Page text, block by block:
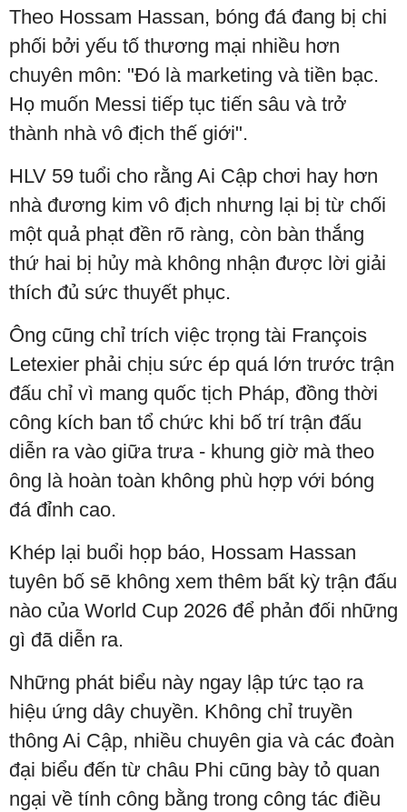
Theo Hossam Hassan, bóng đá đang bị chi
phối bởi yếu tố thương mại nhiều hơn
chuyên môn: "Đó là marketing và tiền bạc.
Họ muốn Messi tiếp tục tiến sâu và trở
thành nhà vô địch thế giới".
HLV 59 tuổi cho rằng Ai Cập chơi hay hơn
nhà đương kim vô địch nhưng lại bị từ chối
một quả phạt đền rõ ràng, còn bàn thắng
thứ hai bị hủy mà không nhận được lời giải
thích đủ sức thuyết phục.
Ông cũng chỉ trích việc trọng tài François
Letexier phải chịu sức ép quá lớn trước trận
đấu chỉ vì mang quốc tịch Pháp, đồng thời
công kích ban tổ chức khi bố trí trận đấu
diễn ra vào giữa trưa - khung giờ mà theo
ông là hoàn toàn không phù hợp với bóng
đá đỉnh cao.
Khép lại buổi họp báo, Hossam Hassan
tuyên bố sẽ không xem thêm bất kỳ trận đấu
nào của World Cup 2026 để phản đối những
gì đã diễn ra.
Những phát biểu này ngay lập tức tạo ra
hiệu ứng dây chuyền. Không chỉ truyền
thông Ai Cập, nhiều chuyên gia và các đoàn
đại biểu đến từ châu Phi cũng bày tỏ quan
ngại về tính công bằng trong công tác điều